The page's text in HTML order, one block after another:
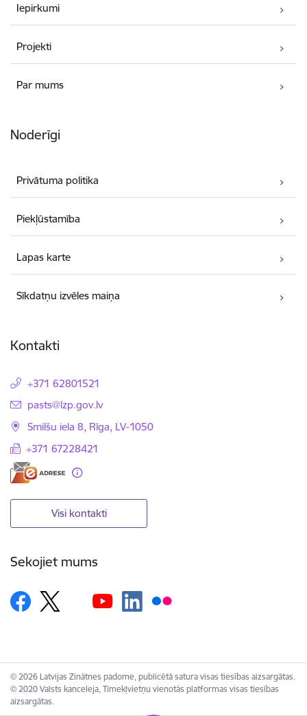
Iepirkumi
Projekti
Par mums
Noderīgi
Privātuma politika
Piekļūstamība
Lapas karte
Sīkdatņu izvēles maiņa
Kontakti
+371 62801521
E-pasts:
pasts@lzp.gov.lv
Smilšu iela 8, Rīga, LV-1050
+371 67228421
Visi kontakti
Sekojiet mums
© 2026 Latvijas Zinātnes padome, publicētā satura visas tiesības aizsargātas.
© 2020 Valsts kanceleja, Tīmekļvietņu vienotās platformas visas tiesības
aizsargātas.